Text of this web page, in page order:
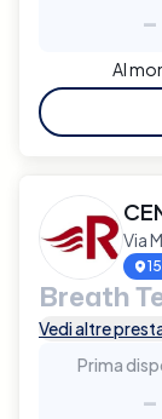
-
Al
Via
Breath
Vedi altre
Prima
-